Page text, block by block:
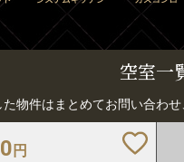
空室一
た物件はまとめてお問い合わ
円